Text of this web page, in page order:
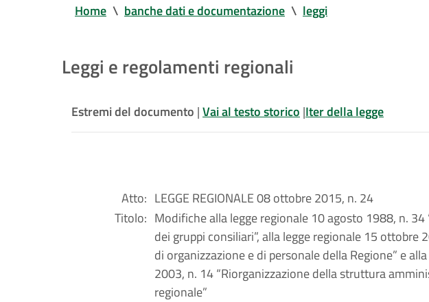
Home \ banche dati e documentazione \ leggi
Leggi e regolamenti regionali
Estremi del documento |Vai al testo storico |Iter della legge
Atto: LEGGE REGIONALE 08 ottobre 2015, n. 24
Titolo: Modifiche alla legge regionale 10 agosto 1988, n.
dei gruppi consiliari”, alla legge regionale 15 ottobre
di organizzazione e di personale della Regione” e
2003, n. 14 “Riorganizzazione della struttura
regionale”